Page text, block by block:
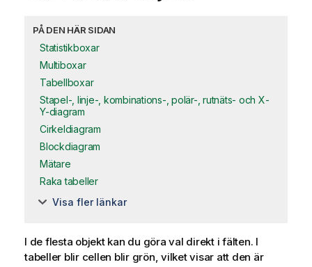
PÅ DEN HÄR SIDAN
Statistikboxar
Multiboxar
Tabellboxar
Stapel-, linje-, kombinations-, polär-, rutnäts- och X-
Y-diagram
Cirkeldiagram
Blockdiagram
Mätare
Raka tabeller
Visa fler länkar
I de flesta objekt kan du göra val direkt i fälten. I
tabeller blir cellen blir grön, vilket visar att den är